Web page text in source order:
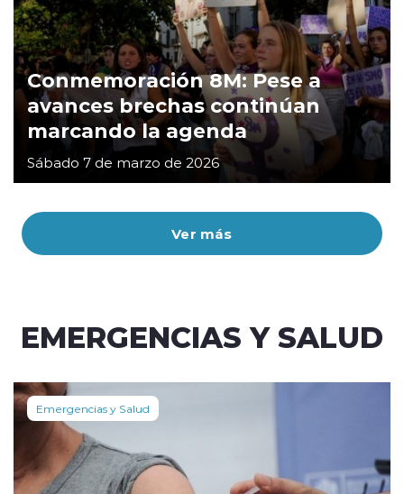
Ver más
Conmemoración 8M: Pese a
avances brechas continúan
marcando la agenda
Sábado 7 de marzo de 2026
EMERGENCIAS Y SALUD
Emergencias y Salud